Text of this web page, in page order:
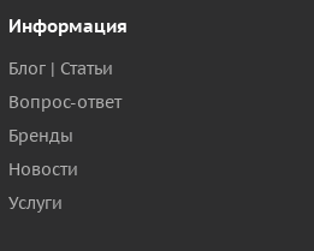
Информация
Блог | Статьи
Вопрос-ответ
Бренды
Новости
Услуги